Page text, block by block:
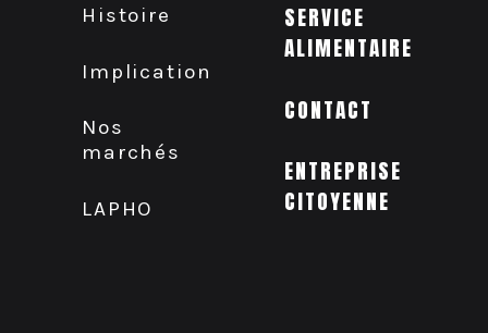
Histoire
Implication
Nos
marchés
LAPHO
SERVICE
ALIMENTAIRE
CONTACT
ENTREPRISE
CITOYENNE